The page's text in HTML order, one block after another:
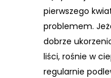
pierwszego
problemem.
dobrze
liści, rośnie w
regularnie